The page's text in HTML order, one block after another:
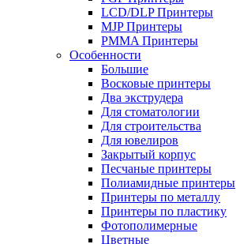
LCD/DLP Принтеры
MJP Принтеры
PMMA Принтеры
Особенности
Большие
Восковые принтеры
Два экструдера
Для стоматологии
Для строительства
Для ювелиров
Закрытый корпус
Песчаные принтеры
Полиамидные принтеры
Принтеры по металлу
Принтеры по пластику
Фотополимерные
Цветные